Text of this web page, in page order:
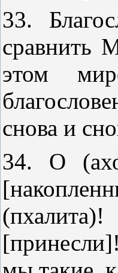
33.
сравнить
этом
снова и
34. О